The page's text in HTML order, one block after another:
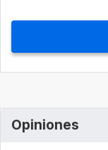
Opiniones